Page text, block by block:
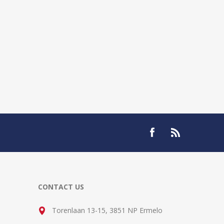
CONTACT US
Torenlaan 13-15, 3851 NP Ermelo